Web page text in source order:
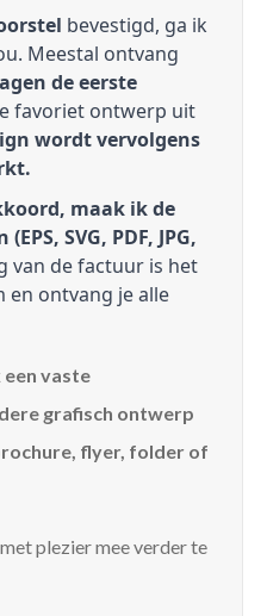
bevestigd, ga ik
Meestal ontvang
de eerste
favoriet ontwerp uit
wordt vervolgens
maak ik de
SVG, PDF, JPG,
van de factuur is het
en ontvang je alle
een vaste
grafisch ontwerp
flyer, folder of
plezier mee verder te